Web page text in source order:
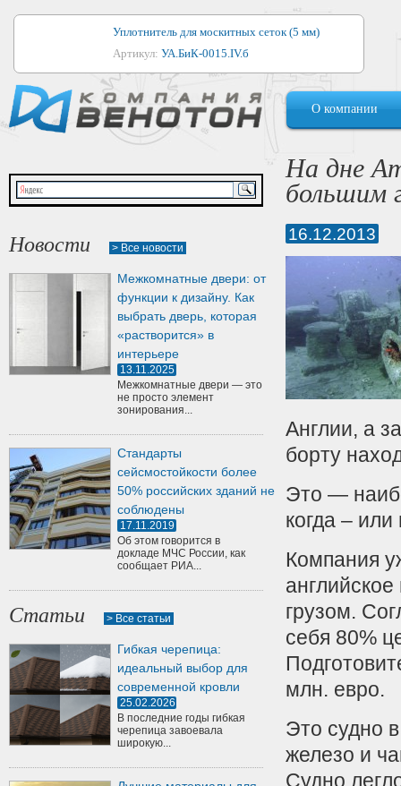
Уплотнитель для москитных сеток (5 мм)
Артикул: УА.БиК-0015.IV.б
Уплотнитель для алюминиевых окон
Артикул:1044
Уплотнитель для деревянных окон
Артикул:УМ.БиК-0062.IV.б
Уплотнитель лоджиевый для (4, 5, 6 мм)
Артикул:
О компании
Новости > Все новости
Межкомнатные двери: от
функции к дизайну. Как
выбрать дверь, которая
«растворится» в
интерьере
13.11.2025
Межкомнатные двери — это
не просто элемент
зонирования...
Стандарты
сейсмостойкости более
50% российских зданий не
соблюдены
17.11.2019
Об этом говорится в
докладе МЧС России, как
сообщает РИА...
Статьи > Все статьи
Гибкая черепица:
идеальный выбор для
современной кровли
25.02.2026
В последние годы гибкая
черепица завоевала
широкую...
На дне
большим
16.12.2013
Англии, а
борту
Это —
когда –
Компания
грузом.
себя 80%
млн. евро.
Это судно
железо и
Судно